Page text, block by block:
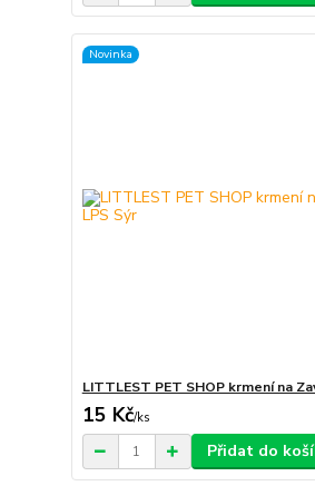
Novinka
LITTLEST PET SHOP krmení na
15 Kč/ks
Přidat do